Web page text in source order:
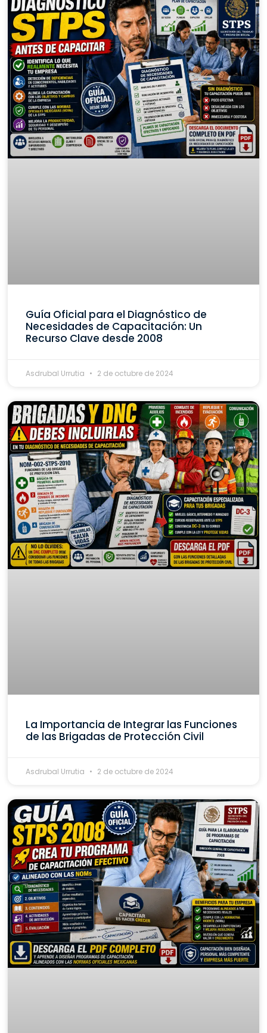
Guía Oficial para el Diagnóstico de
Necesidades de Capacitación: Un
Recurso Clave desde 2008
Asdrubal Urrutia 2 de octubre de 2024
La Importancia de Integrar las Funciones
de las Brigadas de Protección Civil
Asdrubal Urrutia 2 de octubre de 2024